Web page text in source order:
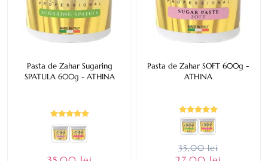
Pasta de Zahar Sugaring
SPATULA 600g - ATHINA
Pasta de Zahar SOFT 600g -
ATHINA
35,00 lei